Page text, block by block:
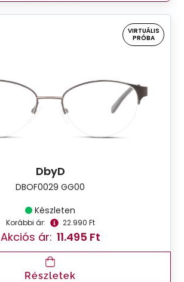
VIRTUÁLIS
PRÓBA
DbyD
DBOF0029 GG00
Készleten
Korábbi ár: 22.990 Ft
Akciós ár: 11.495 Ft
Részletek